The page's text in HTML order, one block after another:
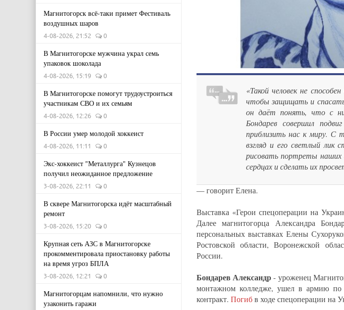
Магнитогорск всё-таки примет Фестиваль
воздушных шаров
4-08-2026, 21:52 0
В Магнитогорске мужчина украл семь
упаковок шоколада
4-08-2026, 15:19 0
В Магнитогорске помогут трудоустроиться
участникам СВО и их семьям
4-08-2026, 12:26 0
В России умер молодой хоккеист
4-08-2026, 11:11 0
Экс-хоккеист "Металлурга" Кузнецов
получил неожиданное предложение
3-08-2026, 22:11 0
В сквере Магнитогорска идёт масштабный
ремонт
3-08-2026, 15:20 0
Крупная сеть АЗС в Магнитогорске
прокомментировала приостановку работы
на время угроз БПЛА
3-08-2026, 12:21 0
Магнитогорцам напомнили, что нужно
узаконить гаражи
«Такой человек не
чтобы защищать и
он даёт понять, что с
Бондарев совершил
приблизить нас к миру. С
взгляд и его светлый лик
рисовать портреты наших
сердцах и сделать их
— говорит Елена.
Выставка «Герои спецоперации на
Далее магнитогорца Александра
персональных выставках Елены
Ростовской области, Воронежской
России.
Бондарев Александр- уроженец
монтажном колледже, ушел в армию по
контракт. Погибв ходе спецоперации на